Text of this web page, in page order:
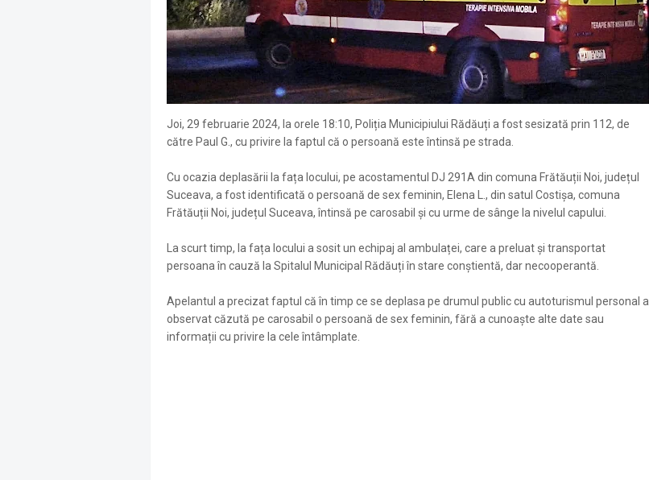
Joi, 29 februarie 2024, la orele 18:10, Poliția Municipiului Rădăuți a fost sesizată prin 112, de
către Paul G., cu privire la faptul că o persoană este întinsă pe strada.
Cu ocazia deplasării la fața locului, pe acostamentul DJ 291A din comuna Frătăuții Noi, județul
Suceava, a fost identificată o persoană de sex feminin, Elena L., din satul Costișa, comuna
Frătăuții Noi, județul Suceava, întinsă pe carosabil și cu urme de sânge la nivelul capului.
La scurt timp, la fața locului a sosit un echipaj al ambulaței, care a preluat și transportat
persoana în cauză la Spitalul Municipal Rădăuți în stare conștientă, dar necooperantă.
Apelantul a precizat faptul că în timp ce se deplasa pe drumul public cu autoturismul personal a
observat căzută pe carosabil o persoană de sex feminin, fără a cunoaște alte date sau
informații cu privire la cele întâmplate.